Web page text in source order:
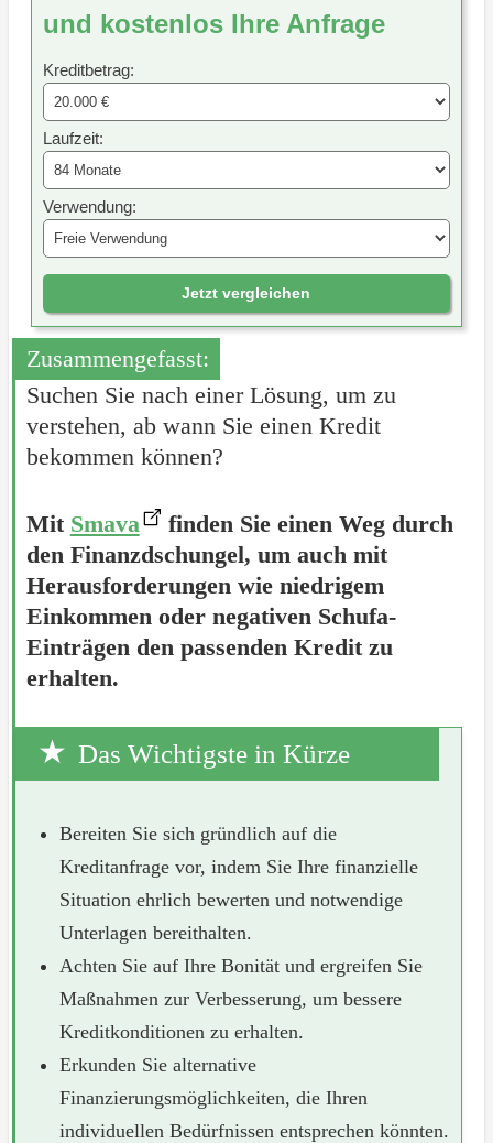
und kostenlos Ihre Anfrage
Kreditbetrag:
Laufzeit:
Verwendung:
Jetzt vergleichen
Zusammengefasst:
Suchen Sie nach einer Lösung, um zu
verstehen, ab wann Sie einen Kredit
bekommen können?
Mit Smava
finden Sie einen Weg durch
den Finanzdschungel, um auch mit
Herausforderungen wie niedrigem
Einkommen oder negativen Schufa-
Einträgen den passenden Kredit zu
erhalten.
Das Wichtigste in Kürze
Bereiten Sie sich gründlich auf die
Kreditanfrage vor, indem Sie Ihre finanzielle
Situation ehrlich bewerten und notwendige
Unterlagen bereithalten.
Achten Sie auf Ihre Bonität und ergreifen Sie
Maßnahmen zur Verbesserung, um bessere
Kreditkonditionen zu erhalten.
Erkunden Sie alternative
Finanzierungsmöglichkeiten, die Ihren
individuellen Bedürfnissen entsprechen könnten.